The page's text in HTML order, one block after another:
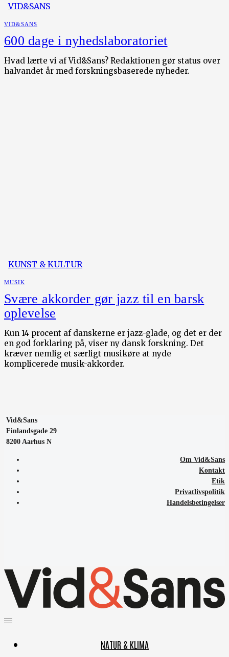
VID&SANS
VID&SANS
600 dage i nyhedslaboratoriet
Hvad lærte vi af Vid&Sans? Redaktionen gør status over
halvandet år med forskningsbaserede nyheder.
KUNST & KULTUR
MUSIK
Svære akkorder gør jazz til en barsk
oplevelse
Kun 14 procent af danskerne er jazz-glade, og det er der
en god forklaring på, viser ny dansk forskning. Det
kræver nemlig et særligt musikøre at nyde
komplicerede musik-akkorder.
Vid&Sans
Finlandsgade 29
8200 Aarhus N
Om Vid&Sans
Kontakt
Etik
Privatlivspolitik
Handelsbetingelser
NATUR & KLIMA